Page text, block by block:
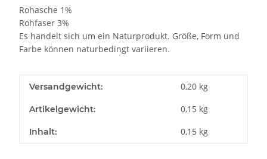
Rohasche 1%
Rohfaser 3%
Es handelt sich um ein Naturprodukt. Größe, Form und
Farbe können naturbedingt variieren.
Versandgewicht: 0,20 kg
Artikelgewicht: 0,15 kg
Inhalt: 0,15 kg